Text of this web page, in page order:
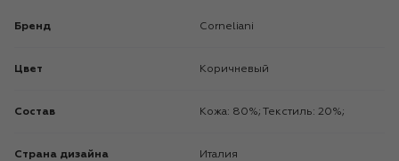
Бренд Corneliani
Цвет Коричневый
Состав Кожа: 80%; Текстиль: 20%;
Страна дизайна Италия